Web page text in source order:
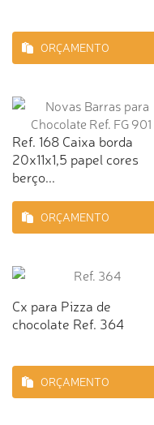
ORÇAMENTO
Ref. 168 Caixa borda
20x11x1,5 papel cores
berço...
ORÇAMENTO
Cx para Pizza de
chocolate Ref. 364
ORÇAMENTO